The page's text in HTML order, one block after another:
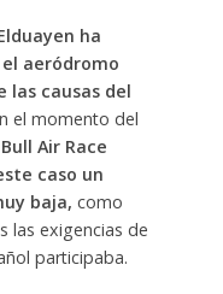
ha
aeródromo
las causas del
el momento del
Air Race
caso un
baja, como
las exigencias de
participaba.